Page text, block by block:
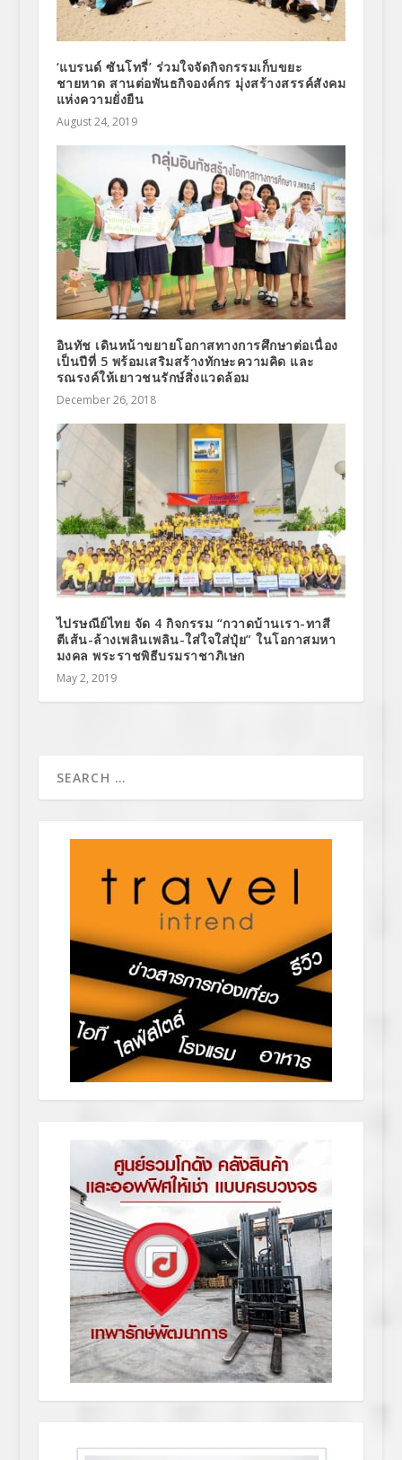
‘แบรนด์ ซันโทรี่’ ร่วมใจจัดกิจกรรมเก็บขยะ
ชายหาด สานต่อพันธกิจองค์กร มุ่งสร้างสรรค์สังคม
แห่งความยั่งยืน
August 24, 2019
อินทัช เดินหน้าขยายโอกาสทางการศึกษาต่อเนื่อง
เป็นปีที่ 5 พร้อมเสริมสร้างทักษะความคิด และ
รณรงค์ให้เยาวชนรักษ์สิ่งแวดล้อม
December 26, 2018
ไปรษณีย์ไทย จัด 4 กิจกรรม “กวาดบ้านเรา-ทาสี
ตีเส้น-ล้างเพลินเพลิน-ใส่ใจใส่ปุ๋ย” ในโอกาสมหา
มงคล พระราชพิธีบรมราชาภิเษก
May 2, 2019